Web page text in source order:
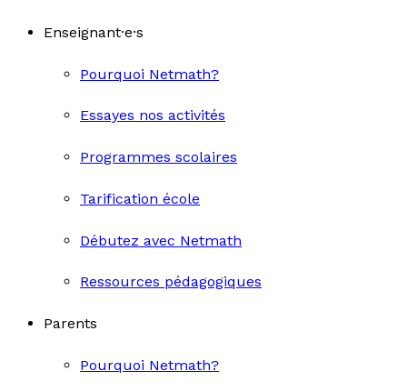
Enseignant·e·s
Pourquoi Netmath?
Essayes nos activités
Programmes scolaires
Tarification école
Débutez avec Netmath
Ressources pédagogiques
Parents
Pourquoi Netmath?